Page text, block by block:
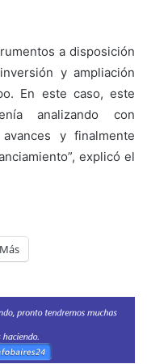
a disposición
y ampliación
En este caso, este
analizando con
y finalmente
explicó el
Más